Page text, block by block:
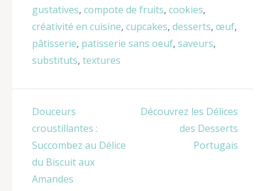
gustatives, compote de fruits, cookies,
créativité en cuisine, cupcakes, desserts, œuf,
pâtisserie, patisserie sans oeuf, saveurs,
substituts, textures
Navigation
de
l’article
Douceurs
croustillantes :
Succombez au Délice
du Biscuit aux
Amandes
Découvrez les Délices
des Desserts
Portugais